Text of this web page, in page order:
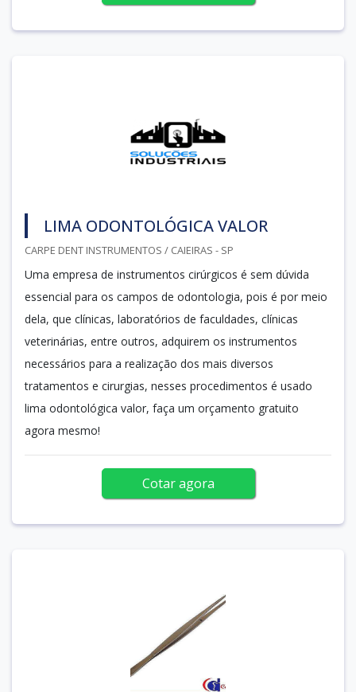
LIMA ODONTOLÓGICA VALOR
CARPE DENT INSTRUMENTOS / CAIEIRAS - SP
Uma empresa de instrumentos cirúrgicos é sem dúvida
essencial para os campos de odontologia, pois é por meio
dela, que clínicas, laboratórios de faculdades, clínicas
veterinárias, entre outros, adquirem os instrumentos
necessários para a realização dos mais diversos
tratamentos e cirurgias, nesses procedimentos é usado
lima odontológica valor, faça um orçamento gratuito
agora mesmo!
Cotar agora